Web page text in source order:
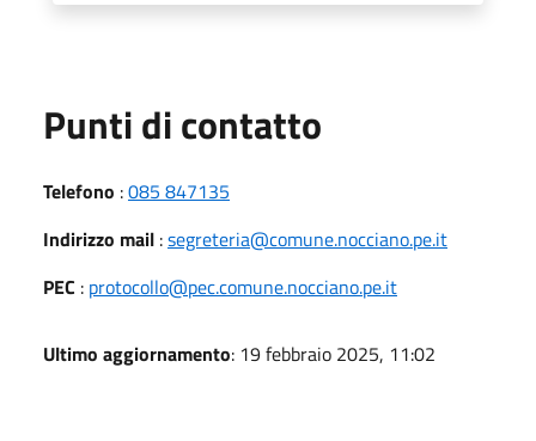
Punti di contatto
Telefono :085 847135
Indirizzo mail :segreteria@comune.nocciano.pe.it
PEC : protocollo@pec.comune.nocciano.pe.it
Ultimo aggiornamento: 19 febbraio 2025, 11:02